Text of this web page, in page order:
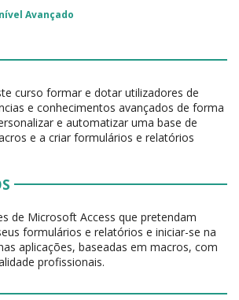
Avançado
curso formar e dotar utilizadores de
e conhecimentos avançados de forma
e automatizar uma base de
e a criar formulários e relatórios
de Microsoft Access que pretendam
formulários e relatórios e iniciar-se na
aplicações, baseadas em macros, com
profissionais.